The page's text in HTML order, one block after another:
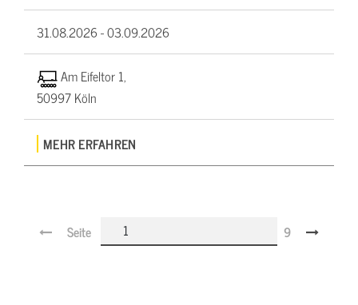
31.08.2026 -03.09.2026
Am Eifeltor 1,
50997 Köln
MEHR ERFAHREN
Seite 9